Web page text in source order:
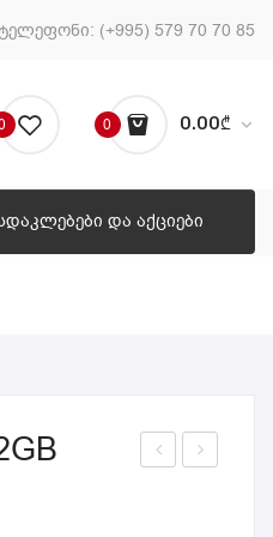
(+995) 579 70 70 85
0 0.00₾
და აქციები